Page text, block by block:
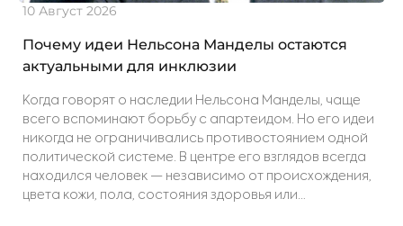
10 Август 2026
Почему идеи Нельсона Манделы остаются
актуальными для инклюзии
Когда говорят о наследии Нельсона Манделы, чаще
всего вспоминают борьбу с апартеидом. Но его идеи
никогда не ограничивались противостоянием одной
политической системе. В центре его взглядов всегда
находился человек — независимо от происхождения,
цвета кожи, пола, состояния здоровья или